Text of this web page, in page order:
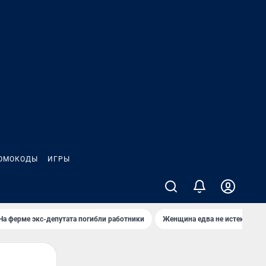
ИГРЫ
ферме экс-депутата погибли работники Женщина едва не истекла